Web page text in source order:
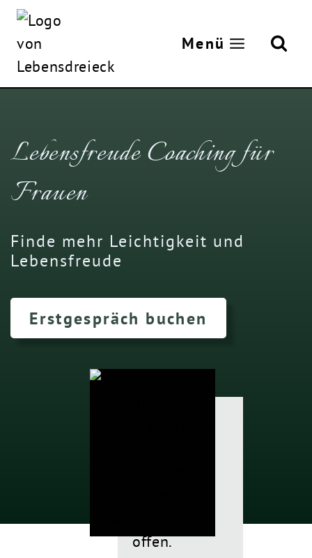
Zum
springen
Menü
Lebensfreude Coaching für
Frauen
Finde mehr Leichtigkeit und
Lebensfreude
Erstgespräch buchen